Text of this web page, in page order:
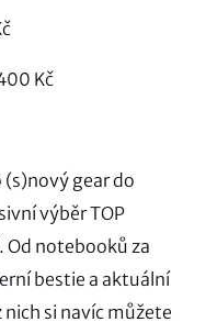
Kč
(s)nový gear do
výběr TOP
Od notebooků za
bestie a aktuální
si navíc můžete